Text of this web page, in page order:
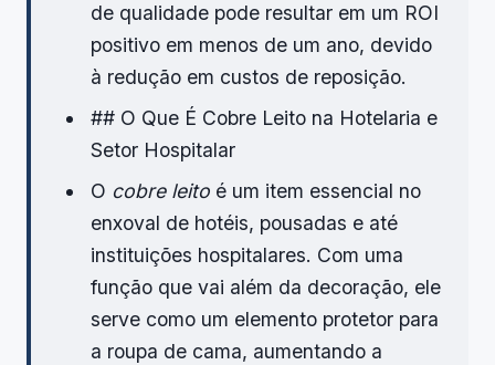
de qualidade pode resultar em um ROI
positivo em menos de um ano, devido
à redução em custos de reposição.
## O Que É Cobre Leito na Hotelaria e
Setor Hospitalar
O cobre leito é um item essencial no
enxoval de hotéis, pousadas e até
instituições hospitalares. Com uma
função que vai além da decoração, ele
serve como um elemento protetor para
a roupa de cama, aumentando a